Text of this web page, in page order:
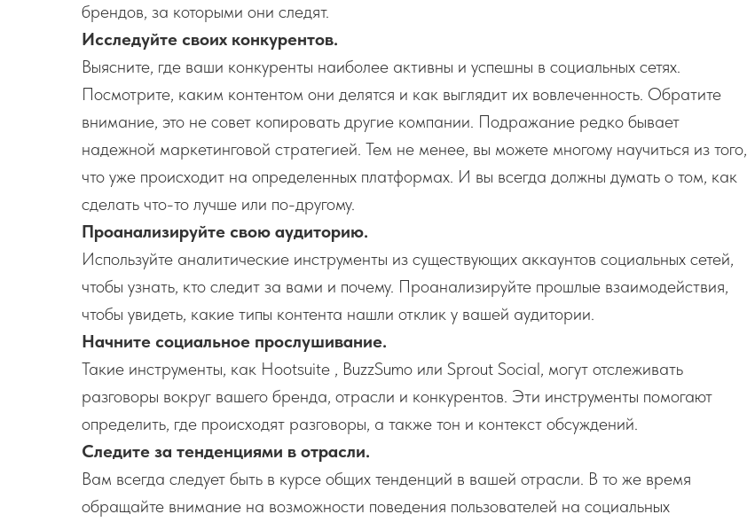
брендов, за которыми они следят.
Исследуйте своих конкурентов.
Выясните, где ваши конкуренты наиболее активны и успешны в социальных сетях.
Посмотрите, каким контентом они делятся и как выглядит их вовлеченность. Обратите
внимание, это не совет копировать другие компании. Подражание редко бывает
надежной маркетинговой стратегией. Тем не менее, вы можете многому научиться из того,
что уже происходит на определенных платформах. И вы всегда должны думать о том, как
сделать что-то лучше или по-другому.
Проанализируйте свою аудиторию.
Используйте аналитические инструменты из существующих аккаунтов социальных сетей,
чтобы узнать, кто следит за вами и почему. Проанализируйте прошлые взаимодействия,
чтобы увидеть, какие типы контента нашли отклик у вашей аудитории.
Начните социальное прослушивание.
Такие инструменты, как Hootsuite , BuzzSumo или Sprout Social, могут отслеживать
разговоры вокруг вашего бренда, отрасли и конкурентов. Эти инструменты помогают
определить, где происходят разговоры, а также тон и контекст обсуждений.
Следите за тенденциями в отрасли.
Вам всегда следует быть в курсе общих тенденций в вашей отрасли. В то же время
обращайте внимание на возможности поведения пользователей на социальных